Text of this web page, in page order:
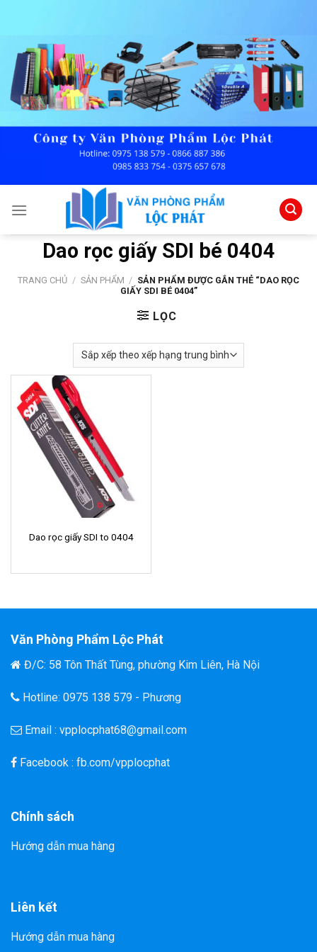
content
Dao rọc giấy SDI bé 0404
TRANG CHỦ / SẢN PHẨM / SẢN PHẨM ĐƯỢC GẮN THẺ “DAO RỌC
GIẤY SDI BÉ 0404”
LỌC
Dao rọc giấy SDI to 0404
Văn Phòng Phẩm Lộc Phát
Đ/C: 58 Tôn Thất Tùng, phường Kim Liên, Hà Nội
Hotline: 0975 138 579 - Phương
Email : vpplocphat68@gmail.com
Facebook : fb.com/vpplocphat
Chính sách
Hướng dẫn mua hàng
Liên kết
Hướng dẫn mua hàng